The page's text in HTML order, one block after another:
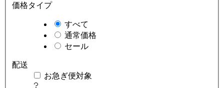
価格タイプ
すべて
通常価格
セール
配送
お急ぎ便対象